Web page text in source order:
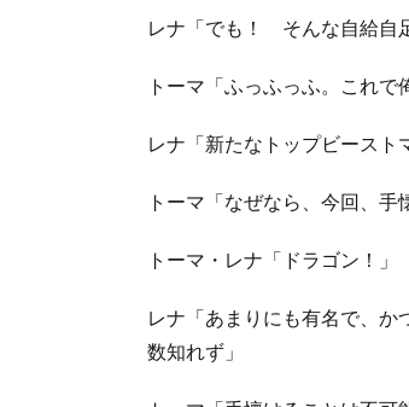
レナ「でも！ そんな自給自
トーマ「ふっふっふ。これで
レナ「新たなトップビースト
トーマ「なぜなら、今回、手
トーマ・レナ「ドラゴン！」
レナ「あまりにも有名で、
数知れず」